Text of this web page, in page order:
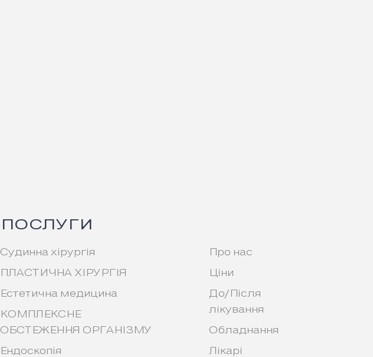
ПОСЛУГИ
Судинна хірургія
ПЛАСТИЧНА ХІРУРГІЯ
Естетична медицина
КОМПЛЕКСНЕ
ОБСТЕЖЕННЯ ОРГАНІЗМУ
Ендоскопія
Про нас
Ціни
До/Після
лікування
Обладнання
Лікарі